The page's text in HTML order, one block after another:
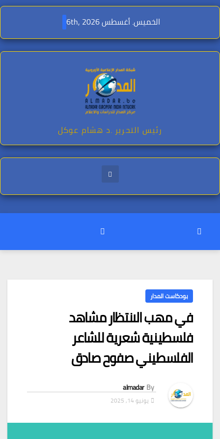
Skip
content
الخميس. أغسطس 6th, 2026
رئيس التحرير .د هشام عوكل
بودكاست المدار
في مهب الانتظار مشاهد
فلسطينية شعرية للشاعر
الفلسطيني صفوح صادق
By
almadar
يونيو 14, 2025